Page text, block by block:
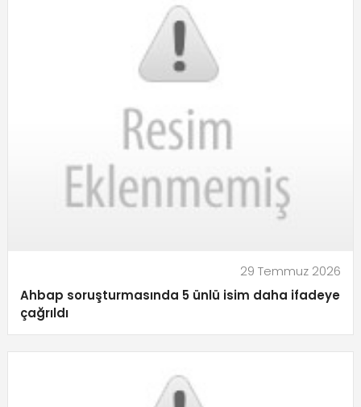
29 Temmuz 2026
Ahbap soruşturmasında 5 ünlü isim daha ifadeye
çağrıldı